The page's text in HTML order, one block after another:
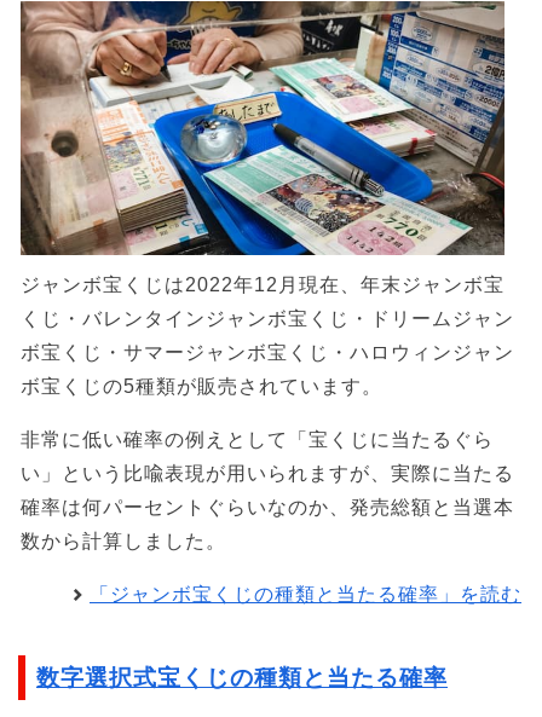
ジャンボ宝くじは2022年12月現在、年末ジャンボ宝
くじ・バレンタインジャンボ宝くじ・ドリームジャン
ボ宝くじ・サマージャンボ宝くじ・ハロウィンジャン
ボ宝くじの5種類が販売されています。
非常に低い確率の例えとして「宝くじに当たるぐら
い」という比喩表現が用いられますが、実際に当たる
確率は何パーセントぐらいなのか、発売総額と当選本
数から計算しました。
「ジャンボ宝くじの種類と当たる確率」を読む
数字選択式宝くじの種類と当たる確率